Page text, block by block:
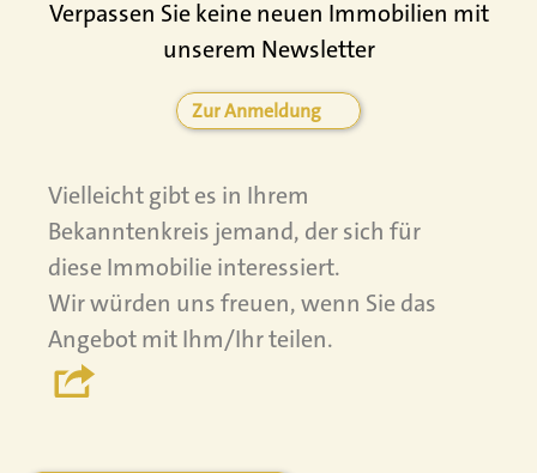
Verpassen Sie keine neuen Immobilien mit
unserem Newsletter
Zur Anmeldung
Vielleicht gibt es in Ihrem
Bekanntenkreis jemand, der sich für
diese Immobilie interessiert.
Wir würden uns freuen, wenn Sie das
Angebot mit Ihm/Ihr teilen.